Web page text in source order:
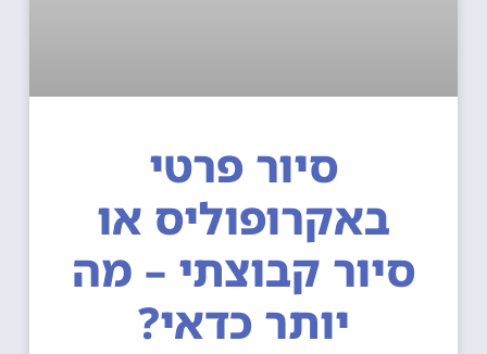
סיור פרטי
באקרופוליס או
סיור קבוצתי – מה
יותר כדאי?